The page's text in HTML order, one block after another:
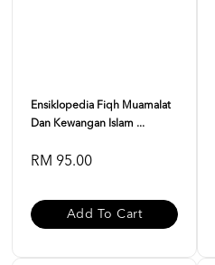
Ensiklopedia Fiqh Muamalat
Dan Kewangan Islam ...
RM 95.00
Add To Cart